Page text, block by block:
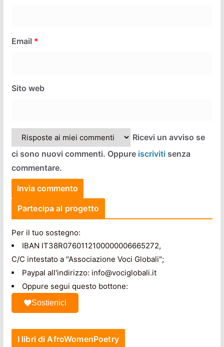
Email *
Sito web
Ricevi un avviso se
ci sono nuovi commenti. Oppure iscrivitisenza
commentare.
Partecipa al progetto
Per il tuo sostegno:
IBAN IT38R0760112100000006665272,
C/C intestato a "Associazione Voci Globali";
Paypal all'indirizzo: info@vociglobali.it
Oppure segui questo bottone:
Sostienici
I libri di AfroWomenPoetry